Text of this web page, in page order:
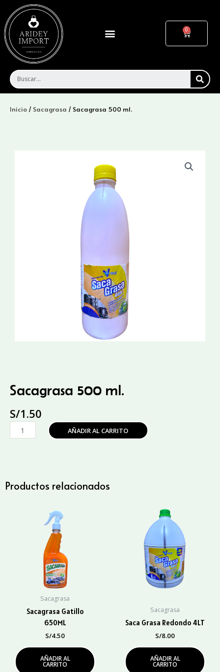
contenido
Menu Cart
Inicio / Sacagrasa / Sacagrasa 500 ml.
Sacagrasa 500 ml.
S/1.50
Sacagrasa
500
AÑADIR AL CARRITO
Productos relacionados
Sacagrasa
Sacagrasa Gatillo
650ML
S/4.50
AÑADIR AL
CARRITO
Sacagrasa
Saca Grasa Redondo 4LT
S/8.00
AÑADIR AL
CARRITO